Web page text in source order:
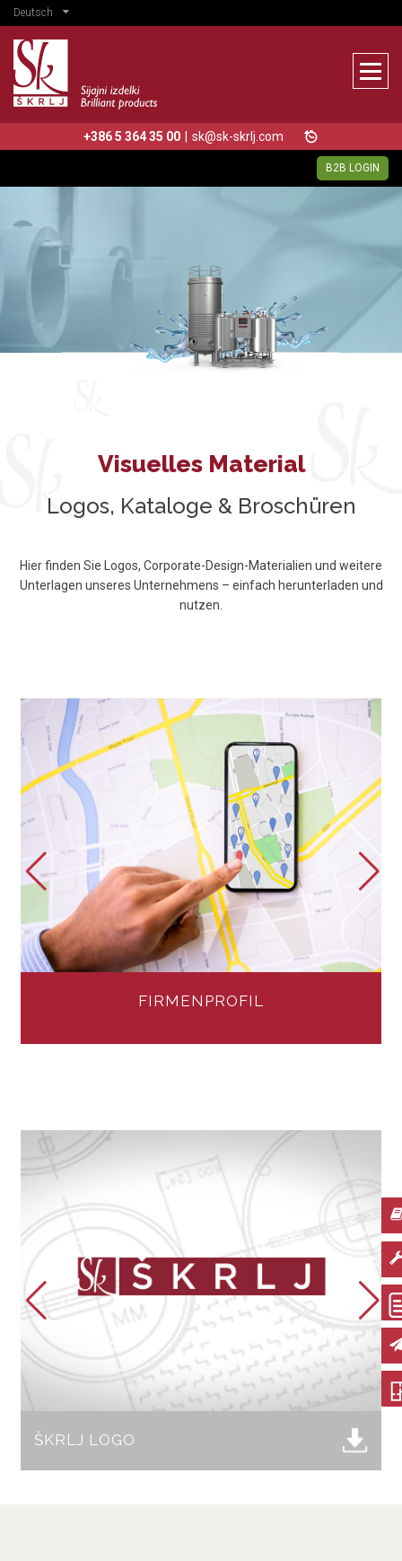
Deutsch
+386 5 364 35 00 | sk@sk-skrlj.com
B2B LOGIN
Visuelles Material
Logos, Kataloge & Broschüren
Hier finden Sie Logos, Corporate-Design-Materialien und weitere
Unterlagen unseres Unternehmens – einfach herunterladen und
nutzen.
FIRMENPROFIL
ŠKRLJ LOGO